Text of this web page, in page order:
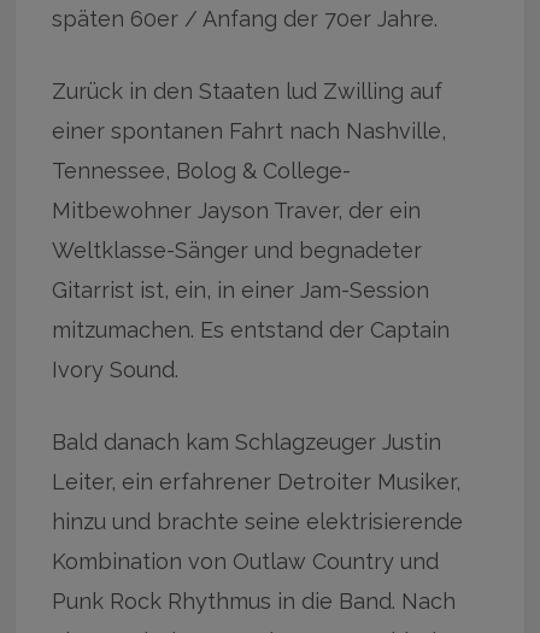
späten 60er / Anfang der 70er Jahre.
Zurück in den Staaten lud Zwilling auf
einer spontanen Fahrt nach Nashville,
Tennessee, Bolog & College-
Mitbewohner Jayson Traver, der ein
Weltklasse-Sänger und begnadeter
Gitarrist ist, ein, in einer Jam-Session
mitzumachen. Es entstand der Captain
Ivory Sound.
Bald danach kam Schlagzeuger Justin
Leiter, ein erfahrener Detroiter Musiker,
hinzu und brachte seine elektrisierende
Kombination von Outlaw Country und
Punk Rock Rhythmus in die Band. Nach